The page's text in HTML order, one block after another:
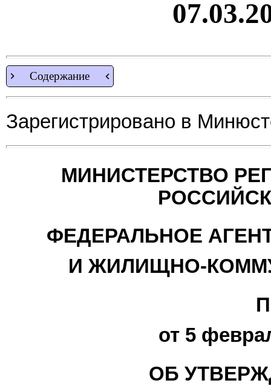
Содержание
Зарегистрировано в
МИНИСТЕРСТВО
ФЕДЕРАЛЬНОЕ
И ЖИЛИЩНО-
от 5
ОБ